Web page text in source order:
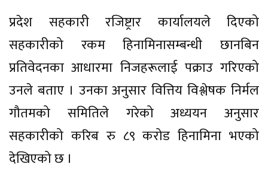
प्रदेश सहकारी रजिष्ट्रार कार्यालयले दिएको
सहकारीको रकम हिनामिनासम्बन्धी छानबिन
प्रतिवेदनका आधारमा निजहरूलाई पक्राउ गरिएको
उनले बताए । उनका अनुसार वित्तिय विश्लेषक निर्मल
गौतमको समितिले गरेको अध्ययन अनुसार
सहकारीको करिब रु ८९ करोड हिनामिना भएको
देखिएको छ ।